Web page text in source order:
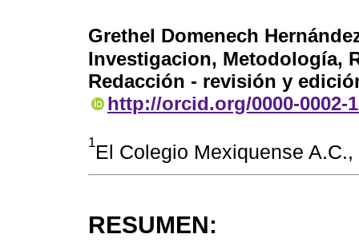
Grethel Domenech
Investigacion, Metodología,
Redacción - revisión y
http://orcid.org/0000-0002-
1El Colegio Mexiquense
RESUMEN: